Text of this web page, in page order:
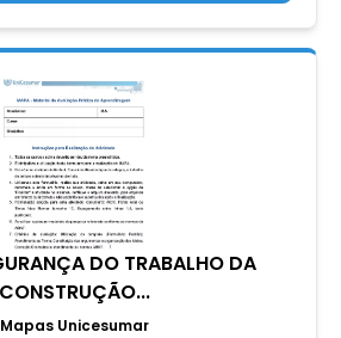
DO TRABALHO DA
CONSTRUÇÃO...
Mapas Unicesumar